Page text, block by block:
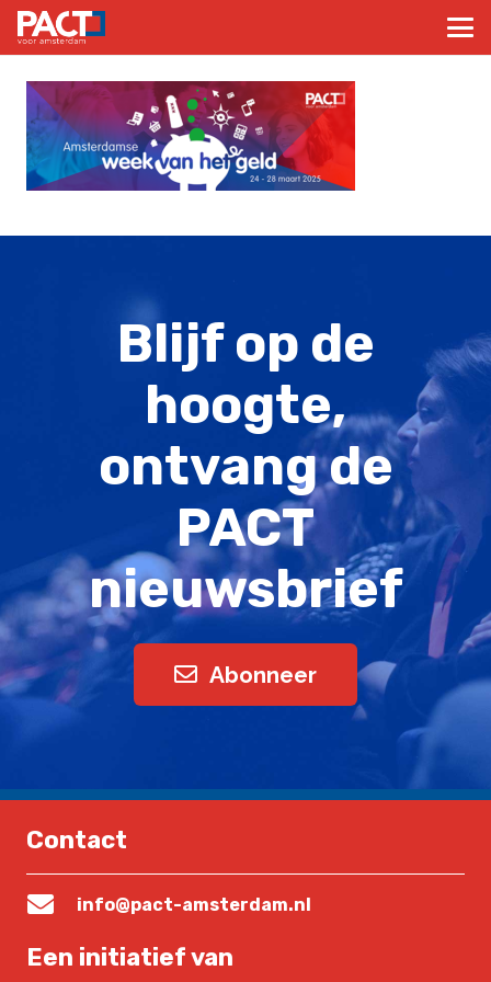
Blijf op de
hoogte,
ontvang de
PACT
nieuwsbrief
Abonneer
Contact
info@pact-amsterdam.nl
Een initiatief van